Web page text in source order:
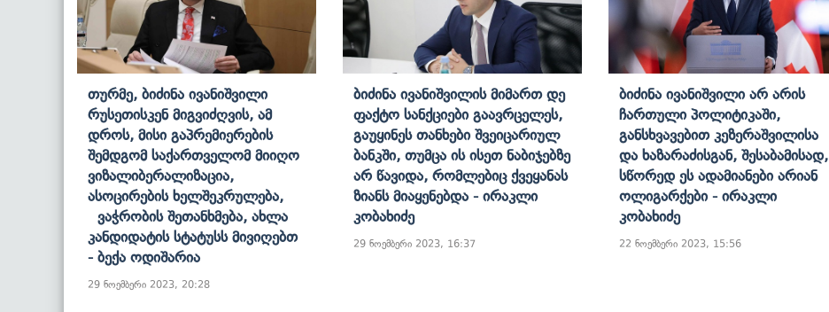
Თურმე, Ბიძინა Ივანიშვილი
Რუსეთისკენ Მიგვიძღვის, Ამ
Დროს, Მისი Გაპრემიერების
Შემდგომ Საქართველომ Მიიღო
Ვიზალიბერალიზაცია,
Ასოცირების Ხელშეკრულება,
Ვაჭრობის Შეთანხმება, Ახლა
Კანდიდატის Სტატუსს Მივიღებთ
- Ბექა Ოდიშარია
29 ნოემბერი 2023, 20:28
Ბიძინა Ივანიშვილის Მიმართ Დე
Ფაქტო Სანქციები Გაავრცელეს,
Გაუყინეს Თანხები Შვეიცარიულ
Ბანკში, Თუმცა Ის Ისეთ Ნაბიჯებზე
Არ Წავიდა, Რომლებიც Ქვეყანას
Ზიანს Მიაყენებდა - Ირაკლი
Კობახიძე
29 ნოემბერი 2023, 16:37
Ბიძინა Ივანიშვილი Არ Არის
Ჩართული Პოლიტიკაში,
Განსხვავებით Კეზერაშვილისა
Და Ხაზარაძისგან, Შესაბამისად,
Სწორედ Ეს Ადამიანები Არიან
Ოლიგარქები - Ირაკლი
Კობახიძე
22 ნოემბერი 2023, 15:56